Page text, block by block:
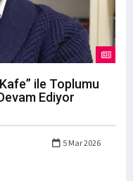
ile Toplumu
Ediyor
5 Mar 2026